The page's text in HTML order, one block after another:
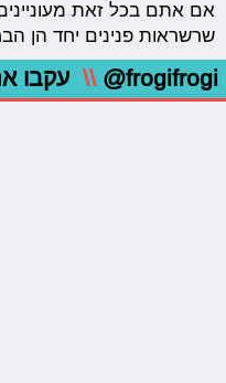
אם אתם בכל זאת
שרשראות פנינים יחד הן
@frogifrogi
\\ עקבו